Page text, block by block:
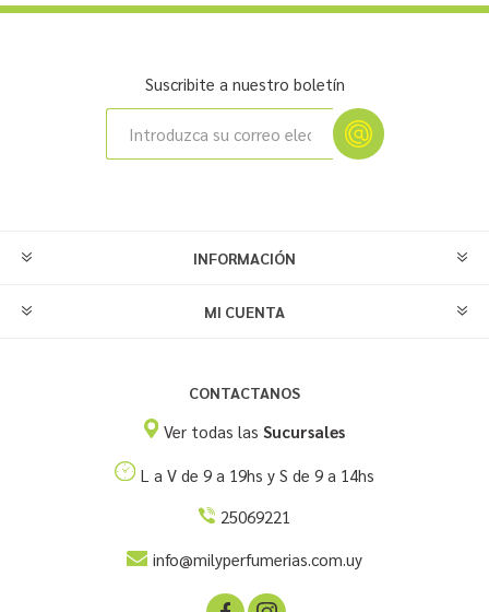
Suscribite a nuestro boletín
INFORMACIÓN
MI CUENTA
CONTACTANOS
Ver todas las Sucursales
L a V de 9 a 19hs y S de 9 a 14hs
25069221
info@milyperfumerias.com.uy